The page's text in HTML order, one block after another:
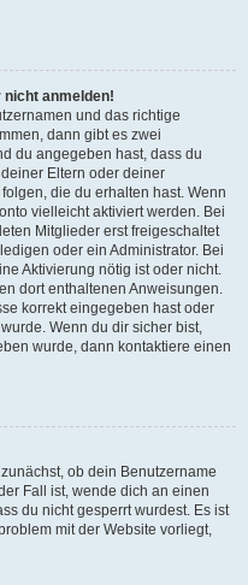
nicht anmelden!
und das richtige
dann gibt es zwei
du angegeben hast, dass du
Eltern oder deiner
die du erhalten hast. Wenn
vielleicht aktiviert werden. Bei
Mitglieder erst freigeschaltet
oder ein Administrator. Bei
Aktivierung nötig ist oder nicht.
dort enthaltenen Anweisungen.
korrekt eingegeben hast oder
Wenn du dir sicher bist,
wurde, dann kontaktiere einen
ob dein Benutzername
Fall ist, wende dich an einen
du nicht gesperrt wurdest. Es ist
mit der Website vorliegt,